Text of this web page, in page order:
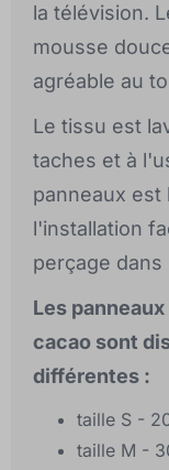
la télévision.
mousse
agréable au
Le tissu est
taches et à
panneaux
l'installation
perçage dans
Les
cacao sont
différentes :
taille S -
taille M -